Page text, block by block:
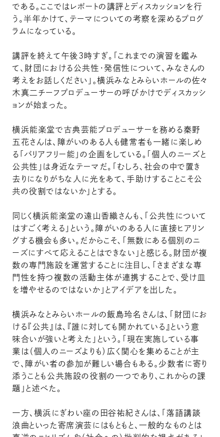
である。ここではレポートの講評とディスカッションを行
う。半年かけて、テーマについての考察を深めるプログ
ラムになっている。
講評を終えて午後３時すぎ。「これまでの演習を鑑み
て、財団における公共性・発信性について、みなさんの
考えをお話しください」。横浜みなとみらいホールの佐々
木真二チーフプロデューサーの呼びかけでディスカッシ
ョンが始まった。
横浜能楽堂で古典芸能プロデューサーを務める秦野
五花さんは、障がいのある人も健常者も一緒に楽しめ
る「バリアフリー能」の企画をしている。「個人のニーズと
公共性」は身近なテーマだ。「むしろ、社会の中で置き
去りになりがちな人に光をあて、手助けすることこそ公
共の役割ではないか」とする。
同じく横浜能楽堂の遠山香織さんも、「公共性について
はすごく考える」という。障がいのある人に直接ヒアリン
グする機会も多い。だからこそ、「無数にある個別のニ
ーズにすべて応えることはできない」と感じる。財団が複
数の専門施設を運営することに注目し、「さまざまな専
門性を持つ複数の活動主体が連携することで、受け皿
を増やせるのではないか」とアイデアを出した。
横浜みなとみらいホールの飯島玲名さんは、「財団にお
ける『公共』は、『誰に対しても開かれている』という意
味合いが強いと考えた」という。「現在実施している事
業は（個人のニーズよりも）広く関心を集めることが主
で、障がい者の参加が難しい場合もある。少数者に寄り
添うことも公共施設の役割の一つであり、これからの課
題」と述べた。
一方、横浜にぎわい座の田谷祐紀さんは、「落語講談
浪曲といった寄席演芸にはもともと、一般的なものとは